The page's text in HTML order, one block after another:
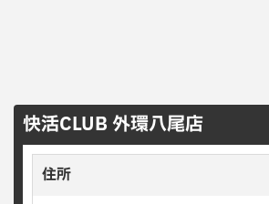
快活CLUB 外環八尾店
住所